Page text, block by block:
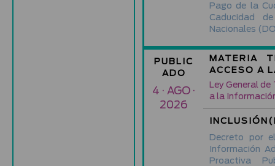
Pago de la
Caducidad
Nacionales
PUBLIC
ADO
MATERIA
ACCESO A
4 · AGO ·
2026
Ley General
a la
Decreto por
Información
Proactiva